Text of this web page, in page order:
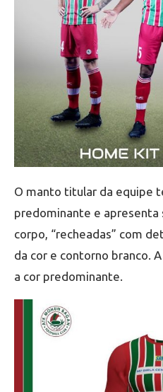
O manto titular da equipe
predominante e apresenta
corpo, “recheadas” com
da cor e contorno branco.
a cor predominante.